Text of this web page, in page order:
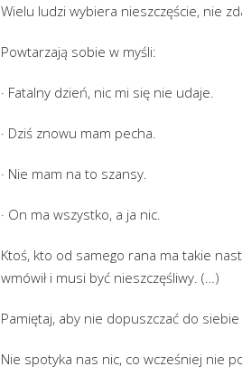
Wielu ludzi wybiera nieszczęście, nie
Powtarzają sobie w myśli:
· Fatalny dzień, nic mi się nie udaje.
· Dziś znowu mam pecha.
· Nie mam na to szansy.
· On ma wszystko, a ja nic.
Ktoś, kto od samego rana ma takie
wmówił i musi być nieszczęśliwy. (…)
Pamiętaj, aby nie dopuszczać do
Nie spotyka nas nic, co wcześniej nie